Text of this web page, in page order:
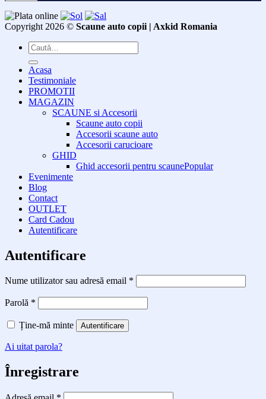
Copyright 2026 © Scaune auto copii | Axkid Romania
Caută
după:
Acasa
Testimoniale
PROMOTII
MAGAZIN
SCAUNE si Accesorii
Scaune auto copii
Accesorii scaune auto
Accesorii carucioare
GHID
Ghid accesorii pentru scaune
Evenimente
Blog
Contact
OUTLET
Card Cadou
Autentificare
Autentificare
Nume utilizator sau adresă email *
Parolă *
Ține-mă minte Autentificare
Ai uitat parola?
Înregistrare